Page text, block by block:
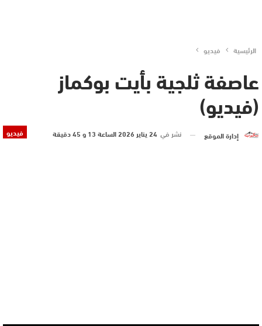
الرئيسية فيديو
عاصفة ثلجية بأيت بوكماز
(فيديو)
فيديو إدارة الموقع نشر في 24 يناير 2026 الساعة 13 و 45 دقيقة